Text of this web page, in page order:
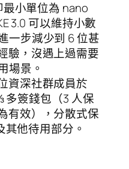
最小單位為 nano
3.0 可以維持小數
一步減少到 6 位甚
驗，沒遇上過需要
場景。
資深社群成員於
多簽錢包（3 人保
有效），分散式保
其他待用部分。